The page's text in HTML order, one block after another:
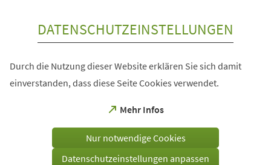
DATENSCHUTZEINSTELLUNGEN
Durch die Nutzung dieser Website erklären Sie sich damit
einverstanden, dass diese Seite Cookies verwendet.
Mehr Infos
(Öffnet
einem
Tab)
Nur notwendige Cookies
Datenschutzeinstellungen anpassen